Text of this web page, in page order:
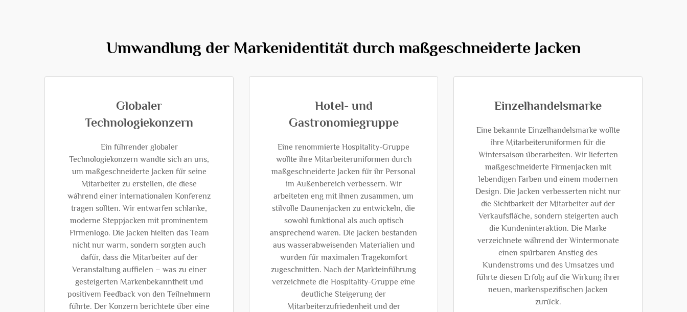
Umwandlung der Markenidentität durch maßgeschneiderte Jacken
Globaler
Technologiekonzern
Ein führender globaler
Technologiekonzern wandte sich an uns,
um maßgeschneiderte Jacken für seine
Mitarbeiter zu erstellen, die diese
während einer internationalen Konferenz
tragen sollten. Wir entwarfen schlanke,
moderne Steppjacken mit prominentem
Firmenlogo. Die Jacken hielten das Team
nicht nur warm, sondern sorgten auch
dafür, dass die Mitarbeiter auf der
Veranstaltung auffielen – was zu einer
gesteigerten Markenbekanntheit und
positivem Feedback von den Teilnehmern
führte. Der Konzern berichtete über eine
Hotel- und
Gastronomiegruppe
Eine renommierte Hospitality-Gruppe
wollte ihre Mitarbeiteruniformen durch
maßgeschneiderte Jacken für ihr Personal
im Außenbereich verbessern. Wir
arbeiteten eng mit ihnen zusammen, um
stilvolle Daunenjacken zu entwickeln, die
sowohl funktional als auch optisch
ansprechend waren. Die Jacken bestanden
aus wasserabweisenden Materialien und
wurden für maximalen Tragekomfort
zugeschnitten. Nach der Markteinführung
verzeichnete die Hospitality-Gruppe eine
deutliche Steigerung der
Mitarbeiterzufriedenheit und der
Einzelhandelsmarke
Eine bekannte Einzelhandelsmarke wollte
ihre Mitarbeiteruniformen für die
Wintersaison überarbeiten. Wir lieferten
maßgeschneiderte Firmenjacken mit
lebendigen Farben und einem modernen
Design. Die Jacken verbesserten nicht nur
die Sichtbarkeit der Mitarbeiter auf der
Verkaufsfläche, sondern steigerten auch
die Kundeninteraktion. Die Marke
verzeichnete während der Wintermonate
einen spürbaren Anstieg des
Kundenstroms und des Umsatzes und
führte diesen Erfolg auf die Wirkung ihrer
neuen, markenspezifischen Jacken
zurück.